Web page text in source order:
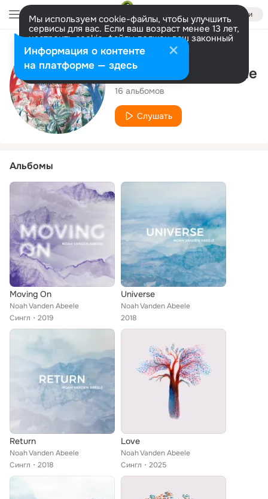
Войти
Мы используем cookie-файлы, чтобы улучшить
сервисы для вас. Если ваш возраст менее 13 лет,
настроить cookie-файлы должен ваш законный
представитель. Больше информации
Разрешить все Настроить
Исполнитель
Noah vanden Abeele
16 альбомов
Слушать
Альбомы
Moving On
Noah Vanden Abeele
Сингл
2019
Universe
Noah Vanden Abeele
2018
Return
Noah Vanden Abeele
Сингл
2018
Love
Noah Vanden Abeele
Сингл
2025
Информация о контенте
на платформе — здесь